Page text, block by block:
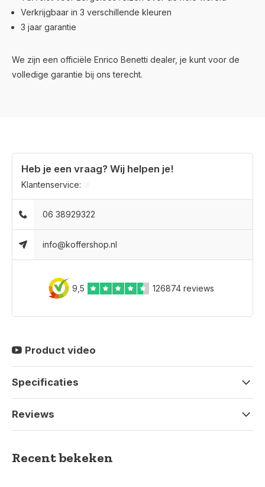
Verkrijgbaar in 3 verschillende kleuren
3 jaar garantie
We zijn een officiële Enrico Benetti dealer, je kunt voor de
volledige garantie bij ons terecht.
Heb je een vraag? Wij helpen je!
Klantenservice:
06 38929322
info@koffershop.nl
9,5 126874 reviews
Product video
Specificaties
Reviews
Recent bekeken